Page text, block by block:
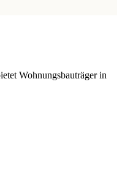
Wohnungsbauträger in